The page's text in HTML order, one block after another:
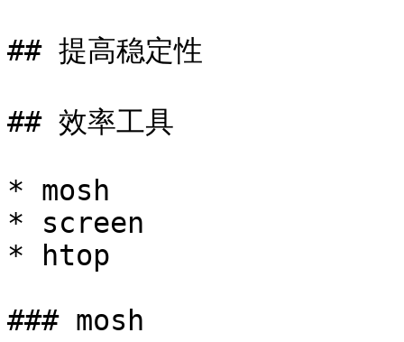
## 提高稳定性
## 效率工具
* mosh
* screen
* htop
### mosh